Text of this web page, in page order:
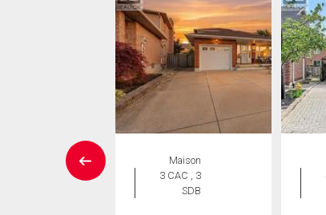
Maison
3 CAC , 3
SDB